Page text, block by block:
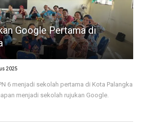
Google Pertama di
2025
6 menjadi sekolah pertama di Kota Palangka
menjadi sekolah rujukan Google.